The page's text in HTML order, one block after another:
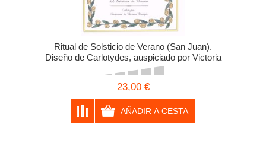
Ritual de Solsticio de Verano (San Juan).
Diseño de Carlotydes, auspiciado por Victoria
Braojos.
23,00 €